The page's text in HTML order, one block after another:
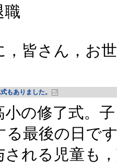
，皆さん，お
もありました。
小の修了式。
る最後の日で
される児童も